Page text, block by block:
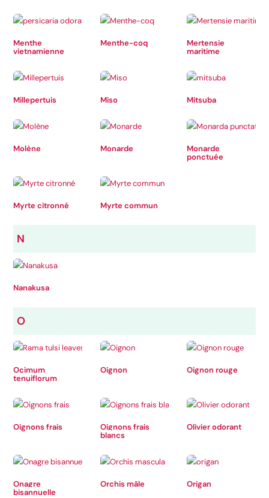
Menthe
vietnamienne
Menthe-coq
Mertensie
maritime
Millepertuis Miso Mitsuba
Molène Monarde
Monarde
ponctuée
Myrte citronné Myrte commun
N
Nanakusa
O
Ocimum
tenuiflorum
Oignon Oignon rouge
Oignons frais
Oignons frais
blancs
Olivier odorant
Onagre
bisannuelle
Orchis mâle Origan